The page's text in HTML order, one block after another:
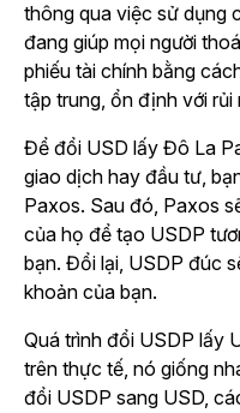
thông qua việc sử dụng
đang giúp mọi người
phiếu tài chính bằng
tập trung, ổn định với rủi
Để đổi USD lấy Đô La
giao dịch hay đầu tư,
Paxos. Sau đó, Paxos
của họ để tạo USDP
bạn. Đổi lại, USDP đúc
khoản của bạn.
Quá trình đổi USDP lấy
trên thực tế, nó giống
đổi USDP sang USD,